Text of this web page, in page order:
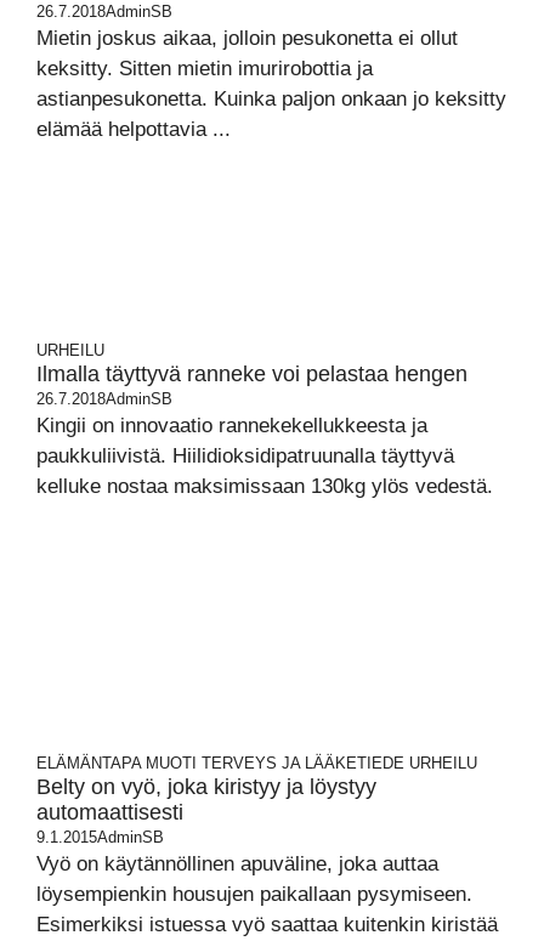
26.7.2018AdminSB
Mietin joskus aikaa, jolloin pesukonetta ei ollut
keksitty. Sitten mietin imurirobottia ja
astianpesukonetta. Kuinka paljon onkaan jo keksitty
elämää helpottavia ...
URHEILU
Ilmalla täyttyvä ranneke voi pelastaa hengen
26.7.2018AdminSB
Kingii on innovaatio rannekekellukkeesta ja
paukkuliivistä. Hiilidioksidipatruunalla täyttyvä
kelluke nostaa maksimissaan 130kg ylös vedestä.
ELÄMÄNTAPA MUOTI TERVEYS JA LÄÄKETIEDE URHEILU
Belty on vyö, joka kiristyy ja löystyy
automaattisesti
9.1.2015AdminSB
Vyö on käytännöllinen apuväline, joka auttaa
löysempienkin housujen paikallaan pysymiseen.
Esimerkiksi istuessa vyö saattaa kuitenkin kiristää